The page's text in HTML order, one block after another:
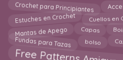
Crochet para Principiantes
Estuches en Crochet Cuellos en
Mantas de Apego Capas
Fundas para Tazas bolso